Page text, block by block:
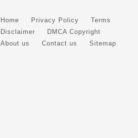
Home Privacy Policy
Terms
Disclaimer
DMCA Copyright
About us
Contact us Sitemap